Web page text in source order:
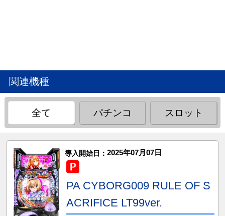
関連機種
全て パチンコ スロット
導入開始日： 2025年07月07日
PA CYBORG009 RULE OF S
ACRIFICE LT99ver.